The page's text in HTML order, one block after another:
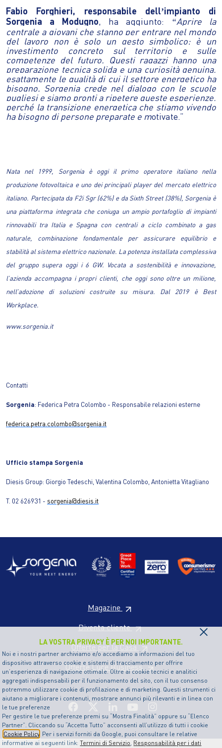
LA VOSTRA PRIVACY È PER NOI IMPORTANTE.
Noi e i nostri partner archiviamo e/o accediamo a informazioni del tuo
dispositivo attraverso cookie e sistemi di tracciamento per offrire
un’esperienza di navigazione ottimale. Oltre ai cookie tecnici e analitici
aggregati indispensabili per il funzionamento del sito, con il tuo consenso
potremmo utilizzare cookie di profilazione e di marketing. Questi strumenti ci
aiutano a migliorare i contenuti, mostrare annunci più rilevanti e in linea con
le tue preferenze
Per gestire le tue preferenze premi su “Mostra Finalità” oppure su “Elenco
Partner”. Cliccando su “Accetta Tutto” acconsenti all’utilizzo di tutti i cookie
Cookie Policy . Per i servizi forniti da Google, puoi consultare le relative
informative ai seguenti link:Termini di Servizio, Responsabilità per i dati
×
Fabio Forghieri, responsabile dell’impianto di
Sorgenia a Modugno, ha aggiunto: “Aprire la
centrale a giovani che stanno per entrare nel mondo
del lavoro non è solo un gesto simbolico: è un
investimento concreto sul territorio e sulle
competenze del futuro. Questi ragazzi hanno una
preparazione tecnica solida e una curiosità genuina,
esattamente le qualità di cui il settore energetico ha
bisogno. Sorgenia crede nel dialogo con le scuole
pugliesi e siamo pronti a ripetere queste esperienze,
perché la transizione energetica che stiamo vivendo
ha bisogno di persone preparate e motivate.”
Nata nel 1999, Sorgenia è oggi il primo operatore italiano nella
produzione fotovoltaica e uno dei principali player del mercato elettrico
italiano. Partecipata da F2i Sgr (62%) e da Sixth Street (38%), Sorgenia è
una piattaforma integrata che coniuga un ampio portafoglio di impianti
rinnovabili tra Italia e Spagna con centrali a ciclo combinato a gas
naturale, combinazione fondamentale per assicurare equilibrio e
stabilità al sistema elettrico nazionale. La potenza installata complessiva
del gruppo supera oggi i 6 GW. Vocata a sostenibilità e innovazione,
l’azienda accompagna i propri clienti, che oggi sono oltre un milione,
nell’adozione di soluzioni costruite su misura. Dal 2019 è Best
Workplace.
www.sorgenia.it
Contatti
Sorgenia: Federica Petra Colombo - Responsabile relazioni esterne
federica.petra.colombo@sorgenia.it
Ufficio stampa Sorgenia
Diesis Group: Giorgio Tedeschi, Valentina Colombo, Antonietta Vitagliano
T. 02 626931 - sorgenia@diesis.it
Magazine
Diventa cliente
Offerte per la Casa
Offerte Luce Business